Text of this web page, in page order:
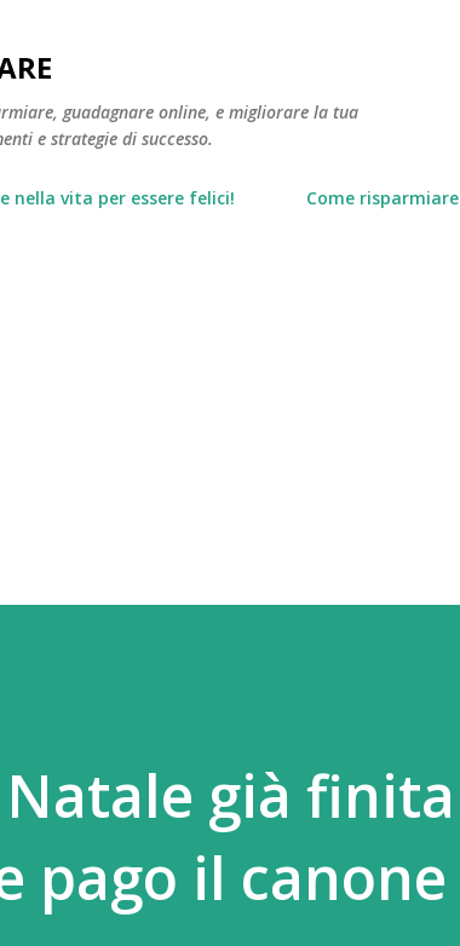
guadagnare online, e migliorare la tua
e strategie di successo.
nella vita per essere felici! Come
già
pago il canone